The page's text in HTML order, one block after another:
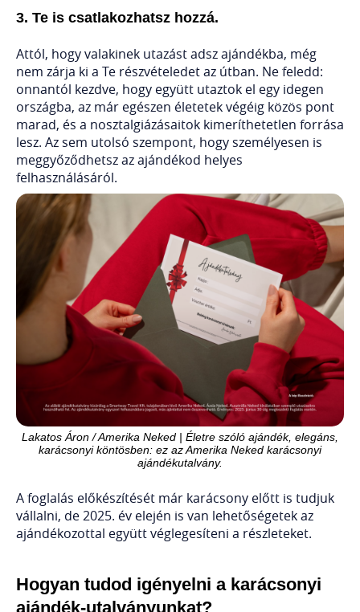
3. Te is csatlakozhatsz hozzá.
Attól, hogy valakinek utazást adsz ajándékba, még
nem zárja ki a Te részvételedet az útban. Ne feledd:
onnantól kezdve, hogy együtt utaztok el egy idegen
országba, az már egészen életetek végéig közös pont
marad, és a nosztalgiázásaitok kimeríthetetlen forrása
lesz. Az sem utolsó szempont, hogy személyesen is
meggyőződhetsz az ajándékod helyes
felhasználásáról.
Lakatos Áron / Amerika Neked | Életre szóló ajándék, elegáns,
karácsonyi köntösben: ez az Amerika Neked karácsonyi
ajándékutalvány.
A foglalás előkészítését már karácsony előtt is tudjuk
vállalni, de 2025. év elején is van lehetőségetek az
ajándékozottal együtt véglegesíteni a részleteket.
Hogyan tudod igényelni a karácsonyi
ajándék-utalványunkat?